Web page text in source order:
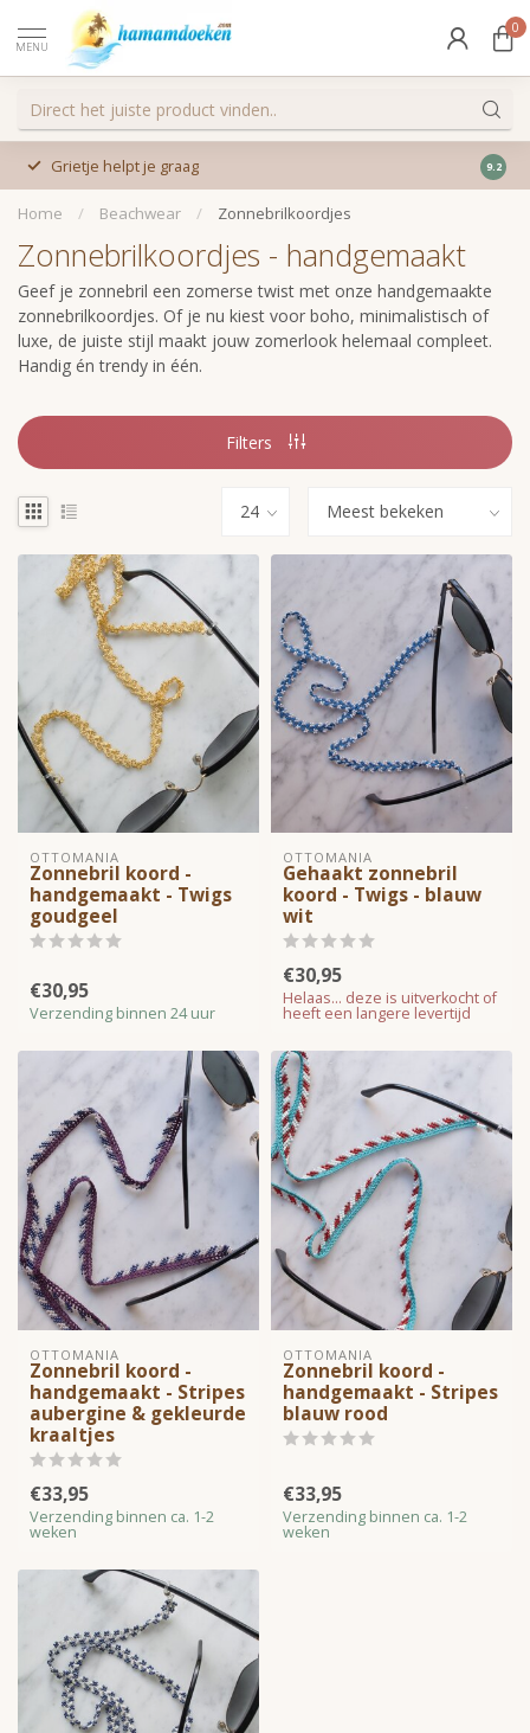
MENU
0
Grietje helpt je graag 9.2
Home / Beachwear / Zonnebrilkoordjes
Zonnebrilkoordjes - handgemaakt
Geef je zonnebril een zomerse twist met onze handgemaakte
zonnebrilkoordjes. Of je nu kiest voor boho, minimalistisch of
luxe, de juiste stijl maakt jouw zomerlook helemaal compleet.
Handig én trendy in één.
Filters
OTTOMANIA
Zonnebril koord -
handgemaakt - Twigs
goudgeel
€30,95
Verzending binnen 24 uur
OTTOMANIA
Gehaakt zonnebril
koord - Twigs - blauw
wit
€30,95
Helaas... deze is uitverkocht of
heeft een langere levertijd
OTTOMANIA
Zonnebril koord -
handgemaakt - Stripes
aubergine & gekleurde
kraaltjes
€33,95
Verzending binnen ca. 1-2
weken
OTTOMANIA
Zonnebril koord -
handgemaakt - Stripes
blauw rood
€33,95
Verzending binnen ca. 1-2
weken